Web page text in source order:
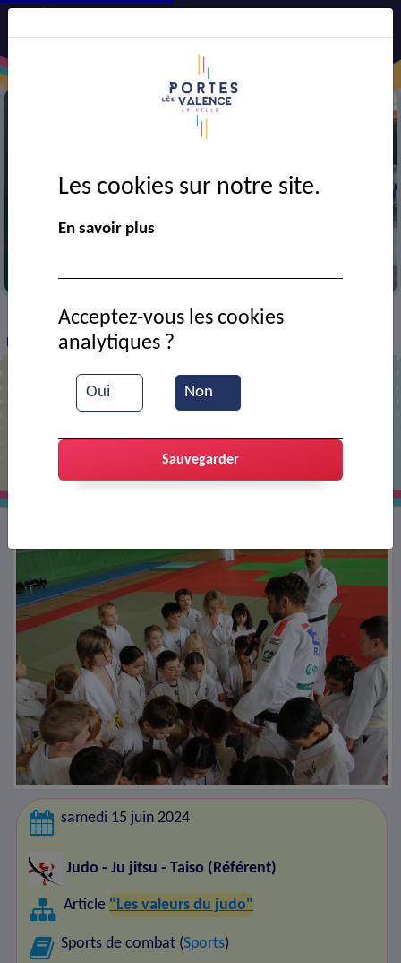
> VIE MUNICIPALE > Ressources documentaires
Les valeurs du judo
samedi 15 juin 2024
Judo - Ju jitsu - Taiso (Référent)
Article "Les valeurs du judo"
Sports de combat (Sports)
Les cookies sur notre site.
En savoir plus
Oui Non
Acceptez-vous les cookies
analytiques ?
Sauvegarder